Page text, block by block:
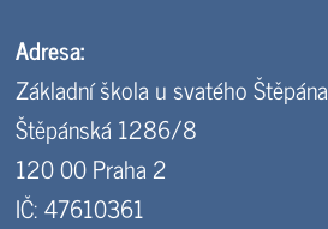
Adresa:
Základní škola u svatého Štěpána
Štěpánská 1286/8
120 00 Praha 2
IČ: 47610361